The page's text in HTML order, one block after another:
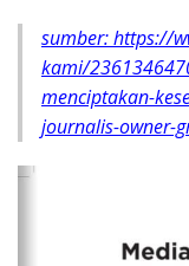
sumber: https://
kami/
menciptakan-
journalis-owner-